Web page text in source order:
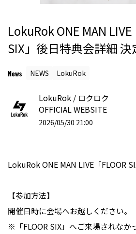
LokuRok ONE MAN LIVE
SIX」後日特典会詳細 決
News NEWS LokuRok
LokuRok / ロクロク
OFFICIAL WEBSITE
2026/05/30 21:00
LokuRok ONE MAN LIVE「FLOOR
【参加方法】
開催日時に会場へお越しください。
※「FLOOR SIX」へご来場されなか